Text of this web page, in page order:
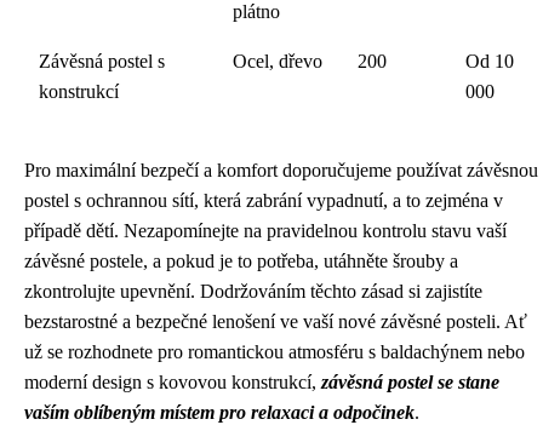
plátno
Závěsná postel s
konstrukcí
Ocel, dřevo 200
Od 10
000
Pro maximální bezpečí a komfort doporučujeme používat závěsnou
postel s ochrannou sítí, která zabrání vypadnutí, a to zejména v
případě dětí. Nezapomínejte na pravidelnou kontrolu stavu vaší
závěsné postele, a pokud je to potřeba, utáhněte šrouby a
zkontrolujte upevnění. Dodržováním těchto zásad si zajistíte
bezstarostné a bezpečné lenošení ve vaší nové závěsné posteli. Ať
už se rozhodnete pro romantickou atmosféru s baldachýnem nebo
moderní design s kovovou konstrukcí, závěsná postel se stane
vaším oblíbeným místem pro relaxaci a odpočinek.